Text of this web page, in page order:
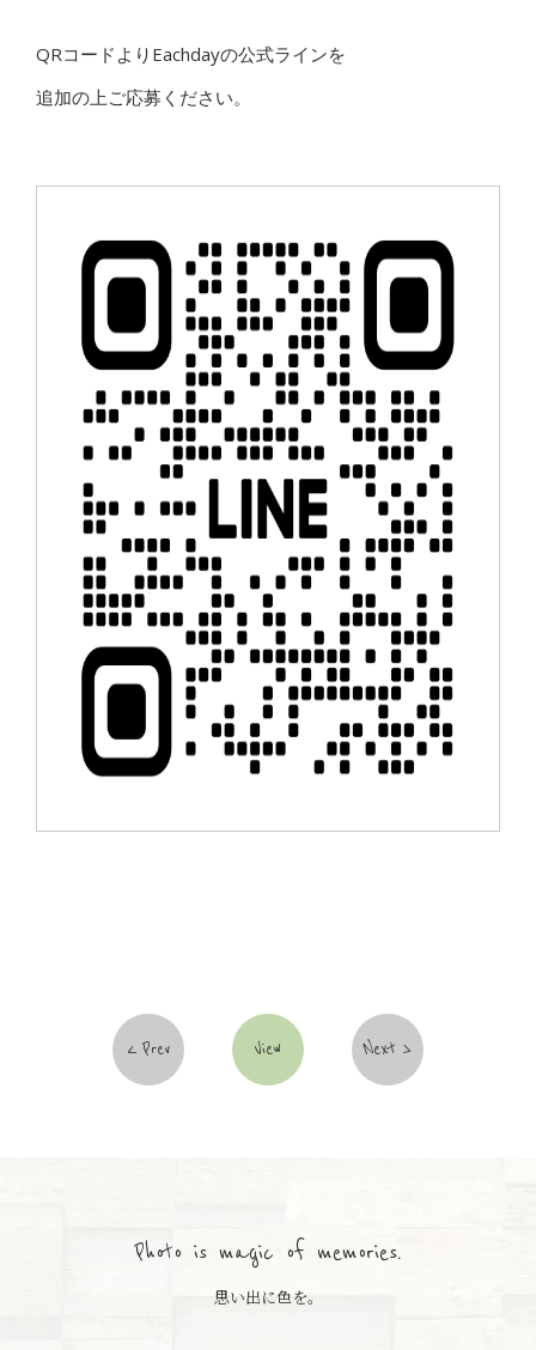
QRコードよりEachdayの公式ラインを
追加の上ご応募ください。
Prev View Next
Photo is magic of memories.
思い出に色を。